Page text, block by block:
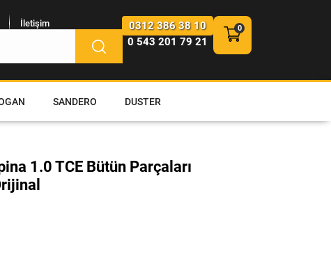
İletişim
0312 386 38 10
0 543 201 79 21
SANDERO DUSTER
1.0 TCE Bütün Parçaları